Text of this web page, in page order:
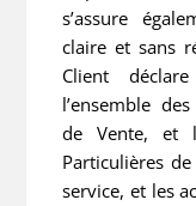
s’assure
claire et sans
Client
l’ensemble
de Vente, et
Particulières
service, et les